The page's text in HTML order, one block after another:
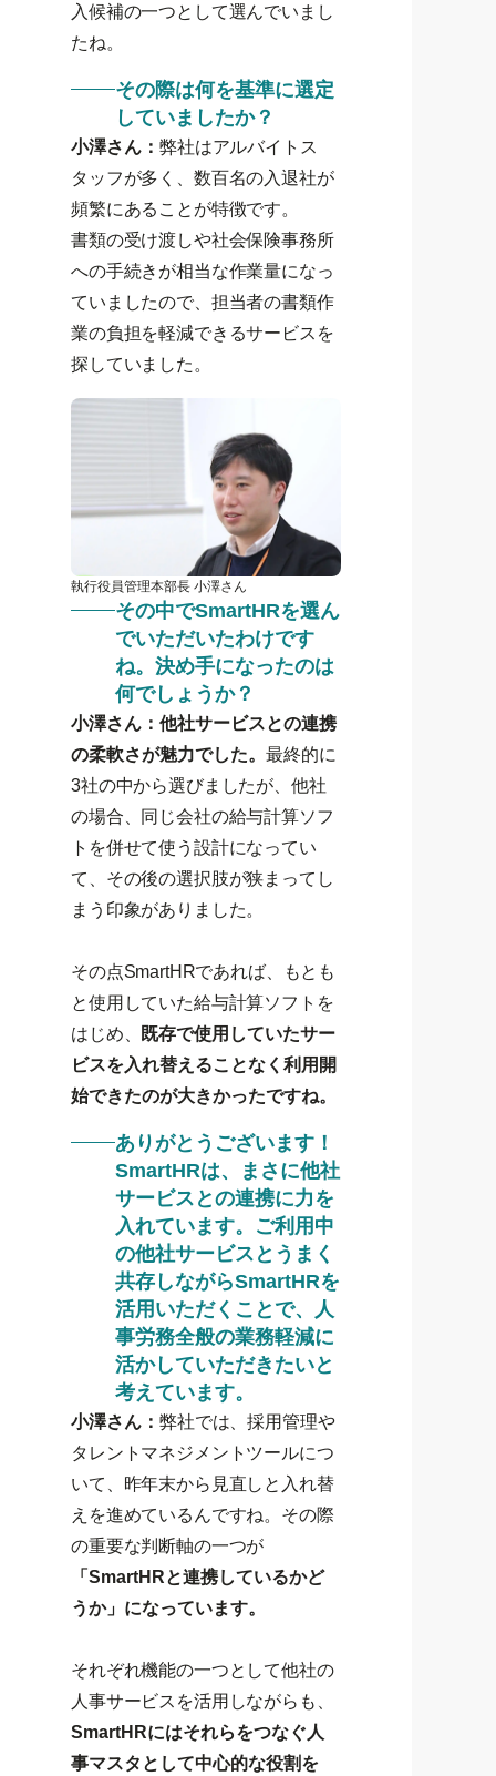
入候補の一つとして選んでいまし
たね。
その際は何を基準に選定
していましたか？
小澤さん： 弊社はアルバイトス
タッフが多く、数百名の入退社が
頻繁にあることが特徴です。
書類の受け渡しや社会保険事務所
への手続きが相当な作業量になっ
ていましたので、担当者の書類作
業の負担を軽減できるサービスを
探していました。
執行役員管理本部長 小澤さん
その中でSmartHRを選ん
でいただいたわけです
ね。決め手になったのは
何でしょうか？
小澤さん：他社サービスとの連携
の柔軟さが魅力でした。 最終的に
3社の中から選びましたが、他社
の場合、同じ会社の給与計算ソフ
トを併せて使う設計になってい
て、その後の選択肢が狭まってし
まう印象がありました。
その点SmartHRであれば、もとも
と使用していた給与計算ソフトを
はじめ、
既存で使用していたサー
ビスを入れ替えることなく利用開
始できたのが大きかったですね。
ありがとうございます！
SmartHRは、まさに他社
サービスとの連携に力を
入れています。ご利用中
の他社サービスとうまく
共存しながらSmartHRを
活用いただくことで、人
事労務全般の業務軽減に
活かしていただきたいと
考えています。
小澤さん： 弊社では、採用管理や
タレントマネジメントツールにつ
いて、昨年末から見直しと入れ替
えを進めているんですね。その際
の重要な判断軸の一つが
「SmartHRと連携しているかど
うか」になっています。
それぞれ機能の一つとして他社の
人事サービスを活用しながらも、
SmartHRにはそれらをつなぐ人
事マスタとして中心的な役割を